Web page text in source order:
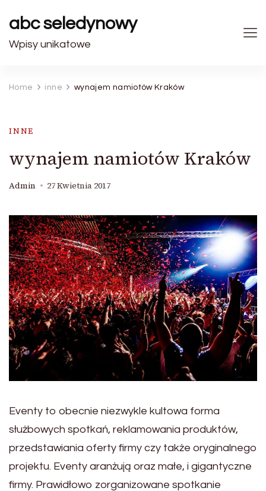
abc seledynowy
Wpisy unikatowe
Home inne wynajem namiotów Kraków
INNE
wynajem namiotów Kraków
Admin 27 Kwietnia 2017
Eventy to obecnie niezwykle kultowa forma
służbowych spotkań, reklamowania produktów,
przedstawiania oferty firmy czy także oryginalnego
projektu. Eventy aranżują oraz małe, i gigantyczne
firmy. Prawidłowo zorganizowane spotkanie